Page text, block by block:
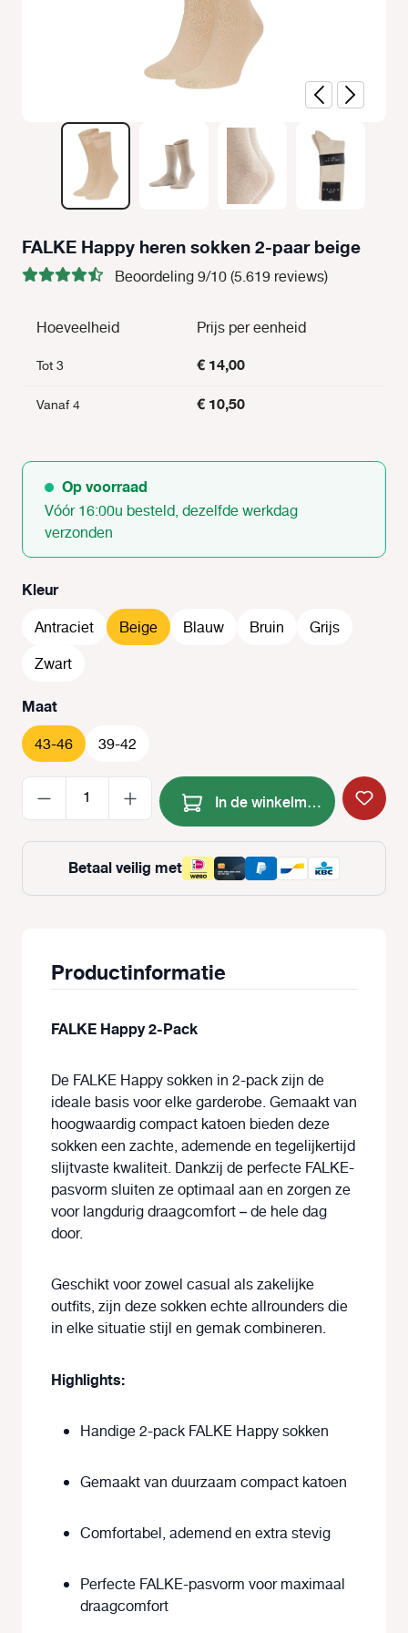
FALKE Happy heren sokken 2-paar beige
Beoordeling 9/10 (5.619 reviews)
Hoeveelheid Prijs per eenheid
Tot3 € 14,00
Vanaf4 € 10,50
Op voorraad
Vóór 16:00u besteld, dezelfde werkdag
verzonden
Selecteer
Kleur
Antraciet Beige Blauw Bruin
Grijs
Zwart
Selecteer
Maat
43-46 39-42
Producthoeveelheid: Voer
In de winkelmand
Betaal veilig met
Productinformatie
FALKE Happy 2-Pack
De FALKE Happy sokken in 2-packzijn de
ideale basis voor elke garderobe. Gemaakt van
hoogwaardig compact katoen bieden deze
sokken een zachte, ademende en tegelijkertijd
slijtvaste kwaliteit. Dankzij de perfecte FALKE-
pasvorm sluiten ze optimaal aan en zorgen ze
voor langdurig draagcomfort – de hele dag
door.
Geschikt voor zowel casual als zakelijke
outfits, zijn deze sokken echteallroundersdie
in elke situatie stijl en gemak combineren.
Highlights:
Handige2-pack FALKE Happy sokken
Gemaakt van duurzaam compact katoen
Comfortabel, ademend en extra stevig
Perfecte FALKE-pasvorm voor maximaal
draagcomfort